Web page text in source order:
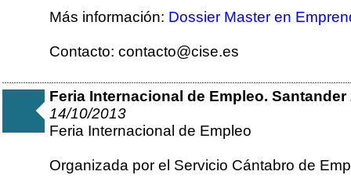
Más información: Dossier Master en
Contacto: contacto@cise.es
Feria Internacional de Empleo. Santander
14/10/2013
Feria Internacional de Empleo
Organizada por el Servicio Cántabro de